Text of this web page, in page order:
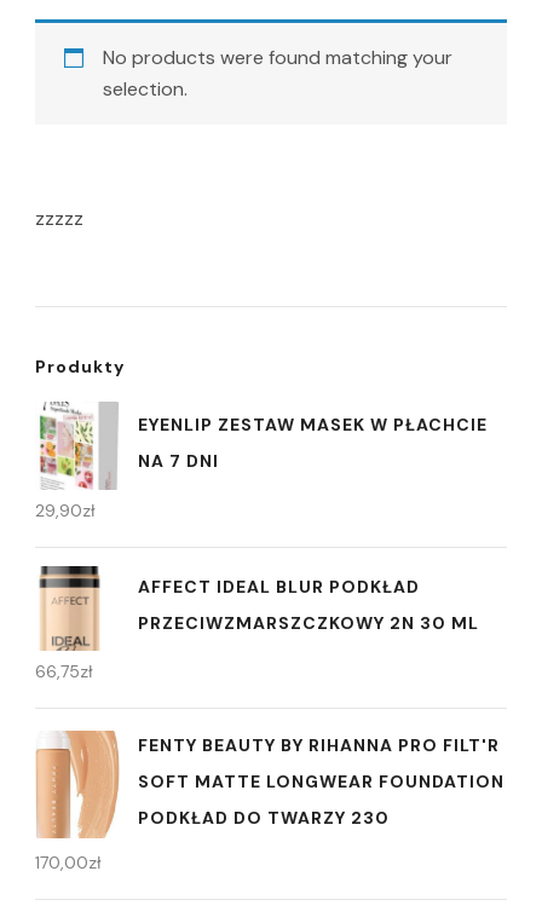
No products were found matching your
selection.
zzzzz
Produkty
EYENLIP ZESTAW MASEK W PŁACHCIE
NA 7 DNI
29,90zł
AFFECT IDEAL BLUR PODKŁAD
PRZECIWZMARSZCZKOWY 2N 30 ML
66,75zł
FENTY BEAUTY BY RIHANNA PRO FILT'R
SOFT MATTE LONGWEAR FOUNDATION
PODKŁAD DO TWARZY 230
170,00zł